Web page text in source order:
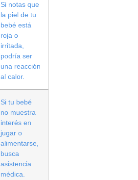
Si notas que
la piel de tu
bebé está
roja o
irritada,
podría ser
una reacción
al calor.
Si tu bebé
no muestra
interés en
jugar o
alimentarse,
busca
asistencia
médica.